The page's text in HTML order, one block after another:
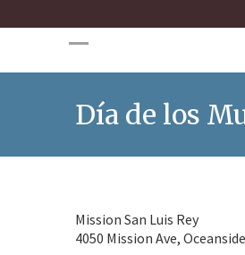
Día de los
Mission San Luis Rey
4050 Mission Ave,